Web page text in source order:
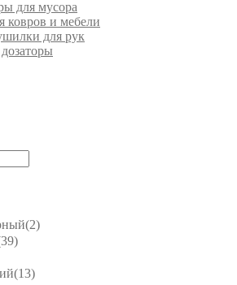
для мусора
ковров и мебели
для рук
(2)
(13)